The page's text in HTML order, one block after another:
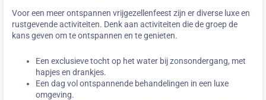
Voor een meer ontspannen vrijgezellenfeest zijn er diverse luxe en
rustgevende activiteiten. Denk aan activiteiten die de groep de
kans geven om te ontspannen en te genieten.
Een exclusieve tocht op het water bij zonsondergang, met
hapjes en drankjes.
Een dag vol ontspannende behandelingen in een luxe
omgeving.